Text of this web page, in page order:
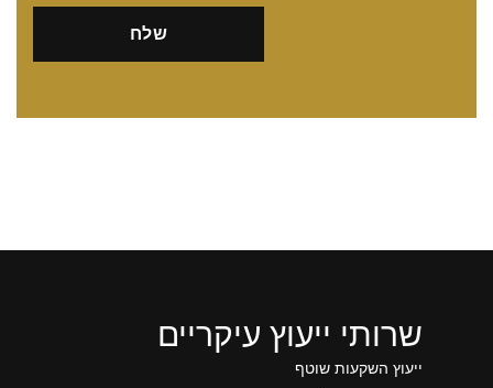
שרותי ייעוץ עיקריים
ייעוץ השקעות שוטף